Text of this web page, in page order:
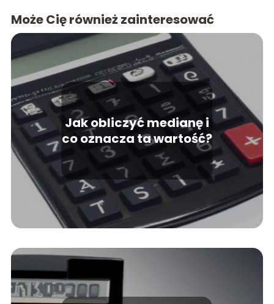
Może Cię również zainteresować
Jak obliczyć medianę i
co oznacza ta wartość?